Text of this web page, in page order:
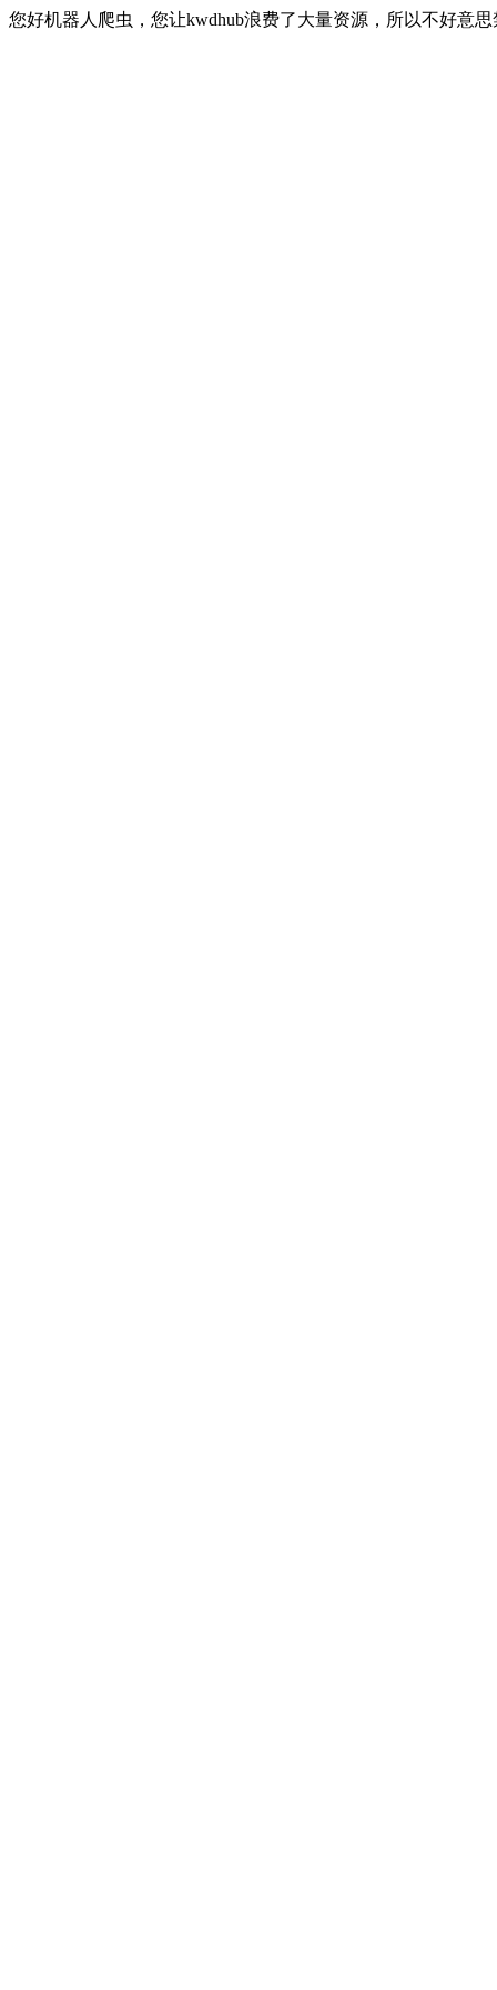
您好机器人爬虫，您让kwdhub浪费了大量资源，所以不好意